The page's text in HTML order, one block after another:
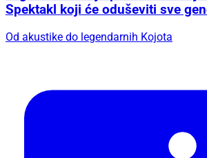
Spektakl koji će oduševiti sve
Od akustike do legendarnih Kojota